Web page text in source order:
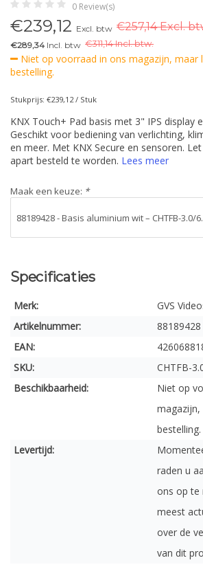
0 Review(s)
€239,12 Excl. btw €257,14 Excl.
€289,34 Incl. btw €311,14 Incl. btw.
Niet op voorraad in ons magazijn, maar
bestelling.
Stukprijs: €239,12 / Stuk
KNX Touch+ Pad basis met 3" IPS display
Geschikt voor bediening van verlichting,
en meer. Met KNX Secure en sensoren.
apart besteld te worden. Lees meer
Maak een keuze: *
Specificaties
Merk:
GVS
Artikelnummer:
88189428
EAN:
SKU:
CHTFB-
Beschikbaarheid:
Niet op
magazijn,
bestelling.
Levertijd:
raden u
ons op te
meest
over de
van dit